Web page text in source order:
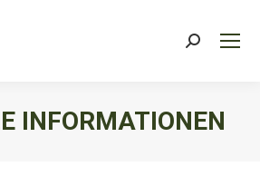
Search:
INFORMATIONEN